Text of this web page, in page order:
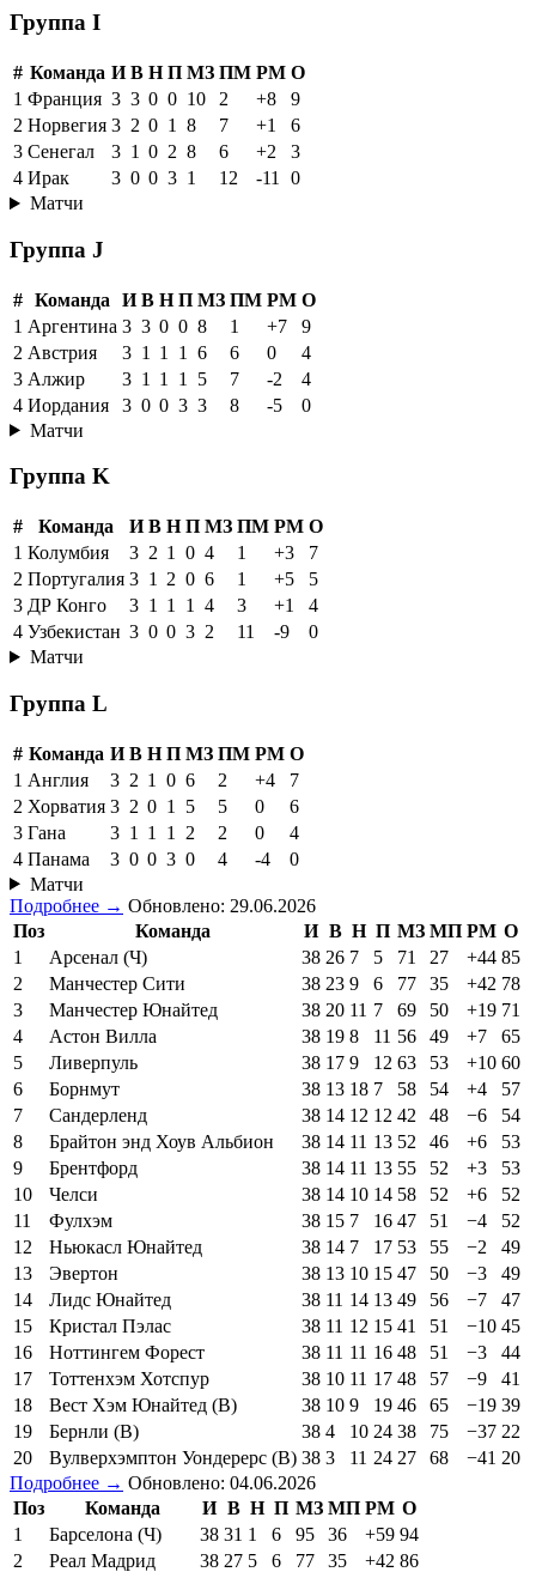
Группа I
# Команда И В Н П МЗ ПМ РМ О
1 Франция 3 3 0 0 10 2 +8
9
2 Норвегия 3 2 0 1 8 7 +1
6
3 Сенегал 3 1 0 2 8 6 +2
3
4 Ирак 3 0 0 3 1 12 -11
0
Матчи
Группа J
# Команда И В Н П МЗ ПМ РМ О
1 Аргентина 3 3 0 0 8 1 +7
9
2 Австрия 3 1 1 1 6 6 0
4
3 Алжир 3 1 1 1 5 7 -2
4
4 Иордания 3 0 0 3 3 8 -5
0
Матчи
Группа K
# Команда И В Н П МЗ ПМ РМ О
1 Колумбия 3 2 1 0 4 1 +3
7
2 Португалия 3 1 2 0 6 1 +5
5
3 ДР Конго 3 1 1 1 4 3 +1
4
4 Узбекистан 3 0 0 3 2 11 -9
0
Матчи
Группа L
# Команда И В Н П МЗ ПМ РМ О
1 Англия 3 2 1 0 6 2 +4
7
2 Хорватия 3 2 0 1 5 5 0
6
3 Гана 3 1 1 1 2 2 0
4
4 Панама 3 0 0 3 0 4 -4
0
Матчи
Подробнее → Обновлено: 29.06.2026
Поз
Команда И В Н П МЗ МП РМ О
1
Арсенал (Ч) 38 26 7 5 71 27 +44 85
2
Манчестер Сити 38 23 9 6 77 35 +42 78
3
Манчестер Юнайтед 38 20 11 7 69 50 +19 71
4
Астон Вилла 38 19 8 11 56 49 +7
65
5
Ливерпуль 38 17 9 12 63 53 +10 60
6
Борнмут 38 13 18 7 58 54 +4
57
7
Сандерленд 38 14 12 12 42 48 −6
54
8
Брайтон энд Хоув Альбион 38 14 11 13 52 46 +6
53
9
Брентфорд 38 14 11 13 55 52 +3
53
10
Челси 38 14 10 14 58 52 +6
52
11
Фулхэм 38 15 7 16 47 51 −4
52
12
Ньюкасл Юнайтед 38 14 7 17 53 55 −2
49
13
Эвертон 38 13 10 15 47 50 −3
49
14
Лидс Юнайтед 38 11 14 13 49 56 −7
47
15
Кристал Пэлас 38 11 12 15 41 51 −10 45
16
Ноттингем Форест 38 11 11 16 48 51 −3
44
17
Тоттенхэм Хотспур 38 10 11 17 48 57 −9
41
18
Вест Хэм Юнайтед (В) 38 10 9 19 46 65 −19 39
19
Бернли (В) 38 4 10 24 38 75 −37 22
20
Вулверхэмптон Уондерерс (В) 38 3 11 24 27 68 −41 20
Подробнее → Обновлено: 04.06.2026
Поз
Команда И В Н П МЗ МП РМ О
1
Барселона (Ч) 38 31 1 6 95 36 +59 94
2
Реал Мадрид 38 27 5 6 77 35 +42 86